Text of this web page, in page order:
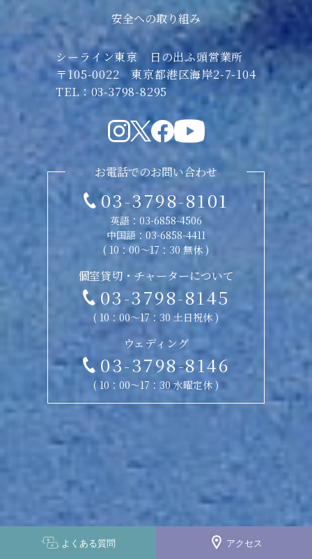
よくある質問 アクセス
安全への取り組み
シーライン東京 日の出ふ頭営業所
〒105-0022 東京都港区海岸2-7-104
TEL：03-3798-8295
お電話でのお問い合わせ
03-3798-8101
英語： 03-6858-4506
中国語：03-6858-4411
( 10：00〜17：30 無休 )
個室貸切・チャーターについて
03-3798-8145
( 10：00〜17：30 土日祝休 )
ウェディング
03-3798-8146
( 10：00〜17：30 水曜定休 )
Copyright © 2026 Sealine Tokyo All Rights